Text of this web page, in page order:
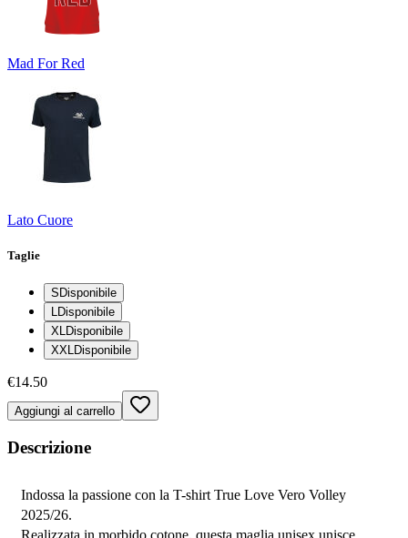
Mad For Red
Lato Cuore
Taglie
S Disponibile
Disponibile
XL
Disponibile
XXL
Disponibile
€14.50
Aggiungi al carrello
Descrizione
Indossa la passione con la T-shirt True Love Vero Volley
2025/26.